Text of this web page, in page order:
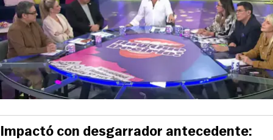
Impactó con desgarrador antecedente: